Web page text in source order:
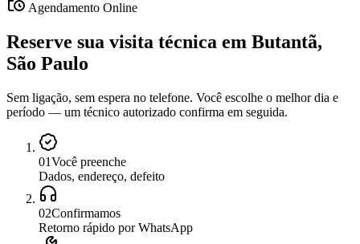
Agendamento Online
Reserve sua visita técnica em Butantã,
São Paulo
Sem ligação, sem espera no telefone. Você escolhe o melhor dia e
período — um técnico autorizado confirma em seguida.
01Você preenche
Dados, endereço, defeito
02Confirmamos
Retorno rápido por WhatsApp